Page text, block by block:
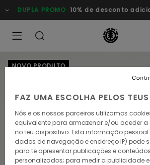
para
a
PROMO 10% de desconto adicional
NOVO PRODUTO
FAZ UMA ESCOLHA PELOS
Nós e os nossos parceiros utilizamos
equivalente para armazenar e/ou aceder
no teu dispositivo. Esta informação
dados de navegação e endereço IP) pode
para te apresentar publicações e conteúdos
personalizados; para medir a publicidade